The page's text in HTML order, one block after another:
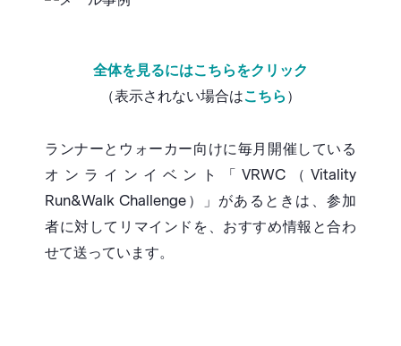
全体を見るにはこちらをクリック
（表示されない場合はこちら ）
ランナーとウォーカー向けに毎月開催している
オンラインイベント「VRWC（Vitality
Run&Walk Challenge）」があるときは、参加
者に対してリマインドを、おすすめ情報と合わ
せて送っています。